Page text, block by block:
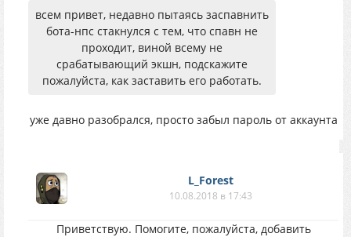
всем привет, недавно пытаясь заспавнить
бота-нпс стакнулся с тем, что спавн не
проходит, виной всему не
срабатывающий экшн, подскажите
пожалуйста, как заставить его работать.
уже давно разобрался, просто забыл пароль от аккаунта
L_Forest
10.08.2018 в 17:43
Приветствую. Помогите, пожалуйста, добавить